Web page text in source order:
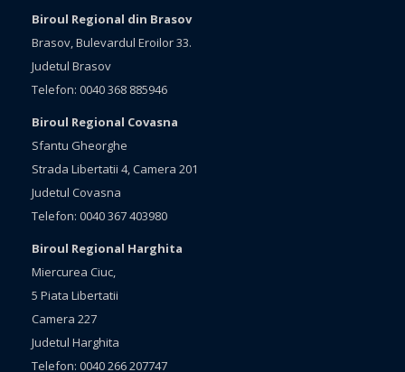
Biroul Regional din Brasov
Brasov, Bulevardul Eroilor 33.
Judetul Brasov
Telefon: 0040 368 885946
Biroul Regional Covasna
Sfantu Gheorghe
Strada Libertatii 4, Camera 201
Judetul Covasna
Telefon: 0040 367 403980
Biroul Regional Harghita
Miercurea Ciuc,
5 Piata Libertatii
Camera 227
Judetul Harghita
Telefon: 0040 266 207747